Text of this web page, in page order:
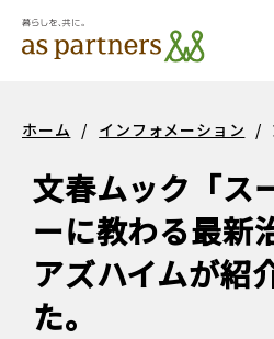
ホーム / インフォメーション /
文春ムック「ス
ーに教わる最新
アズハイムが紹
た。
サステナビ
リティ